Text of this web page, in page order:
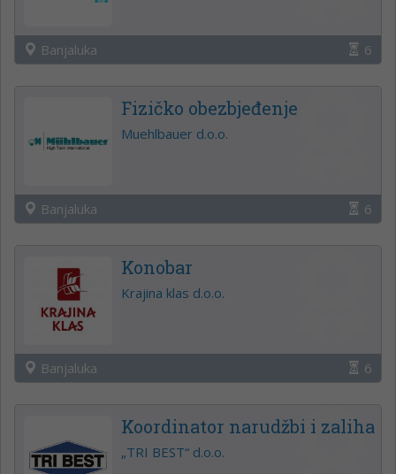
Banjaluka 6
Fizičko obezbjeđenje
Muehlbauer d.o.o.
Banjaluka 6
Konobar
Krajina klas d.o.o.
Banjaluka 6
Koordinator narudžbi i zaliha
„TRI BEST“ d.o.o.